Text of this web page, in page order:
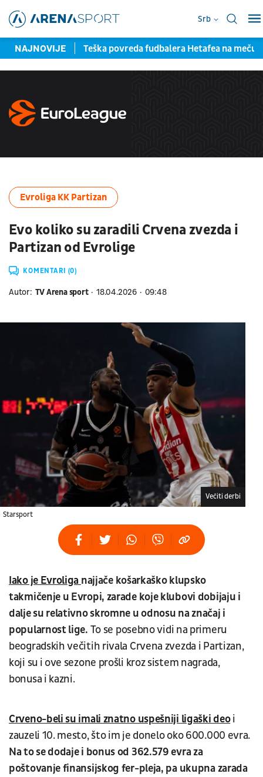
Srb
NAJNOVIJE
pred potpisom Teška povreda fudbalera Hetafea na meču
Evroliga KK Partizan
Evo koliko su zaradili Crvena zvezda i
Partizan od Evrolige
KOMENTARI (0)
Autor: TV Arena sport 18.04.2026 09:48
Starsport
Večiti derbi
Iako je Evroliga najjače košarkaško klupsko
takmičenje u Evropi, zarade koje klubovi dobijaju i
dalje su relativno skromne u odnosu na značaj i
popularnost lige. To se posebno vidi na primeru
beogradskih večitih rivala Crvena zvezda i Partizan,
koji su i ove sezone prošli kroz sistem nagrada,
bonusa i kazni.
Crveno-beli su imali znatno uspešniji ligaški deoi
zauzeli 10. mesto, što im je donelo oko 600.000 evra.
Na to se dodaje i bonus od 362.579 evra za
poštovanje finansijskog fer-pleja, pa ukupna zarada